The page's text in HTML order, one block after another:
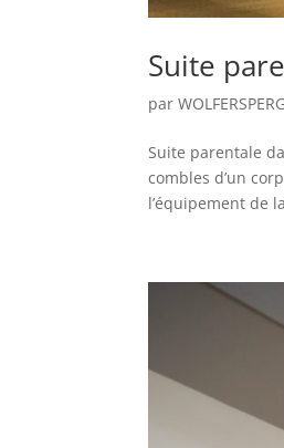
Suite
par
Suite parentale
combles d’un
l’équipement de